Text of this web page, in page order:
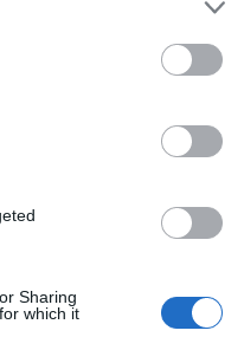
Sharing
which it